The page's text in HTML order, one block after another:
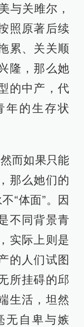
与关雎尔，
照原著后续
累、关关顺
隆，那么她
的中产，代
年的生存状
而如果只能
那么她们的
“体面”。因
不同背景青
实际上则是
的人们试图
所挂碍的邱
生活，坦然
无自卑与嫉